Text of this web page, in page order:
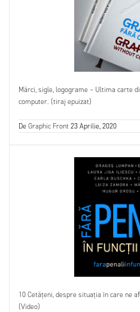
Mărci, sigle, logograme – Ultima carte
computer. (tiraj epuizat)
DeGraphic Front23 Aprilie, 2020
10 Cetățeni, despre situația în care ne
(Video)